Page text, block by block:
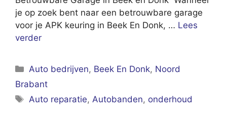
je op zoek bent naar een betrouwbare garage
voor je APK keuring in Beek En Donk, … Lees
verder
Categorieën
Auto bedrijven, Beek En Donk, Noord
Brabant
Tags
Auto reparatie,Autobanden, onderhoud